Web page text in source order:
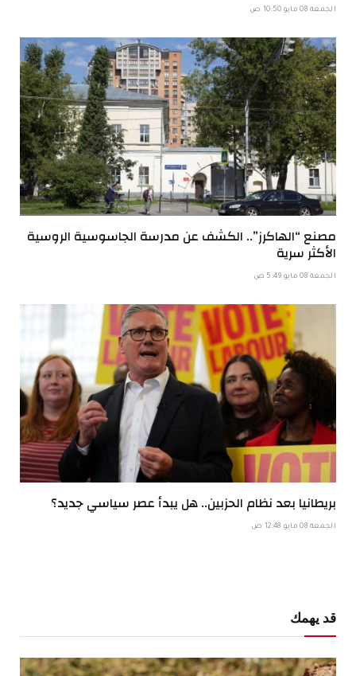
الجمعة 08 مايو 10:50 ص
مصنع “الهاكرز”.. الكشف عن مدرسة الجاسوسية الروسية
الأكثر سرية
الجمعة 08 مايو 5:49 ص
بريطانيا بعد نظام الحزبين.. هل يبدأ عصر سياسي جديد؟
الجمعة 08 مايو 12:48 ص
قد يهمك